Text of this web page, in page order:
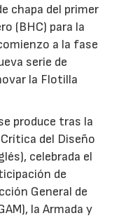
chapa del primer
(BHC) para la
a la fase
serie de
la Flotilla
produce tras la
del Diseño
celebrada el
de
General de
la Armada y